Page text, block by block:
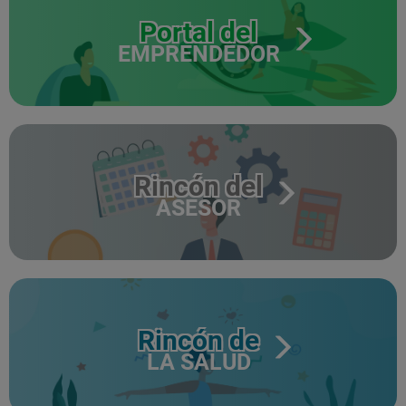
Portal del
EMPRENDEDOR
Rincón del
ASESOR
Rincón de
LA SALUD